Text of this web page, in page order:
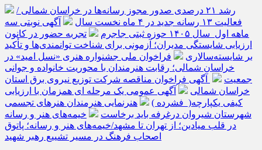
رشد ۲۱ درصدی صدور مجوز رسانه‌ها در خراسان شمالی /
فعالیت ۱۳ رسانه جدید در ۴ ماه نخست سال
آگهی نوبتی سه
ماهه اول سال ۱۴۰۵ حوزه ثبتی جاجرم
تجربه حضور در کانون
ارزیابی شایستگی مدیران؛ آزمونی برای شناخت توانمندی‌ها و تأکید
بر شایسته‌سالاری
فراخوان ملی جشنواره هنری «نسل امید» در
خراسان شمالی؛ رقابت هنرمندان با محوریت خانواده و جوانی
جمعیت
آگهی فراخوان مناقصه شرکت توزیع نیروی برق استان
خراسان شمالی
آگهی عمومی یک مرحله ای همزمان با ارزیابی
کیفی یکپارچه( فشرده )
هنرنمایی هنرمندان هنرهای تجسمی
شهرستان شیروان درغرفه باید برخاست
خیمه‌های هنر و رسانه
در قلب میادین؛ از تهران تا مشهد/خیمه‌های هنر و رسانه؛ پاتوق
اصحاب فرهنگ در مسیر تشییع رهبر شهید